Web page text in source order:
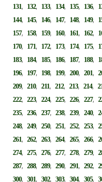
131, 132, 133, 134, 135, 136,
144, 145, 146, 147, 148, 149,
157, 158, 159, 160, 161, 162,
170, 171, 172, 173, 174, 175,
183, 184, 185, 186, 187, 188,
196, 197, 198, 199,200,201,
209,210,211,212,213,214,
222,223,224,225,226,227,
235,236,237,238,239,240,
248,249,250,251,252,253,
261,262,263,264,265,266,
274,275,276,277,278,279,
287,288,289,290,291,292,
300,301,302,303,304,305,